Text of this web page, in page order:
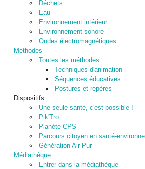
Déchets
Eau
Environnement intérieur
Environnement sonore
Ondes électromagnétiques
Méthodes
Toutes les méthodes
Techniques d'animation
Séquences éducatives
Postures et repères
Dispositifs
Une seule santé, c'est possible !
Pik'Tro
Planète CPS
Parcours citoyen en santé-
Génération Air Pur
Médiathèque
Entrer dans la médiathèque